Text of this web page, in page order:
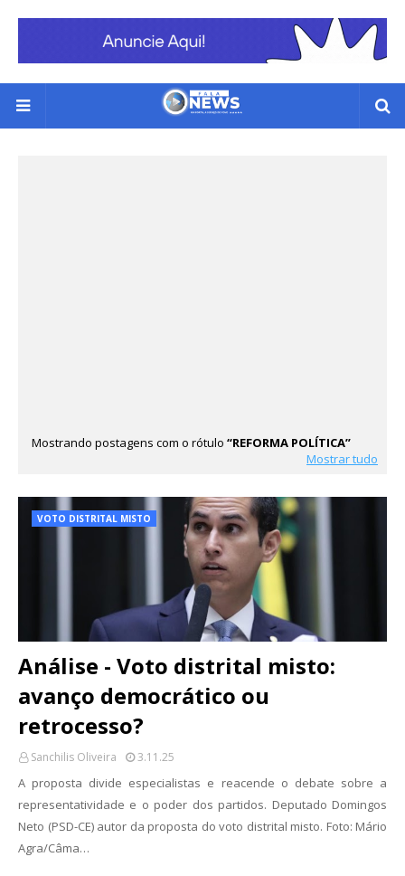
Mostrando postagens com o rótulo
REFORMA POLÍTICA
Mostrar tudo
VOTO DISTRITAL MISTO
Análise - Voto distrital misto:
avanço democrático ou
retrocesso?
Sanchilis Oliveira 3.11.25
A proposta divide especialistas e reacende o debate sobre a
representatividade e o poder dos partidos. Deputado Domingos
Neto (PSD-CE) autor da proposta do voto distrital misto. Foto: Mário
Agra/Câma…